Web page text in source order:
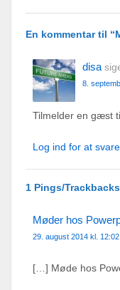
En kommentar til “
disa
8.
Tilmelder en gæst
Log ind for at svare
1 Pings/
Møder hos
29. august 2014 kl. 12:02
[…] Møde hos